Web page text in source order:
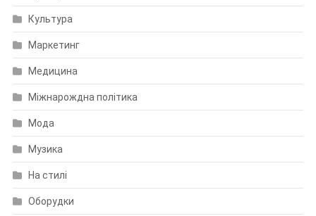
Культура
Маркетинг
Медицина
Міжнарождна політика
Мода
Музика
На стилі
Оборудки